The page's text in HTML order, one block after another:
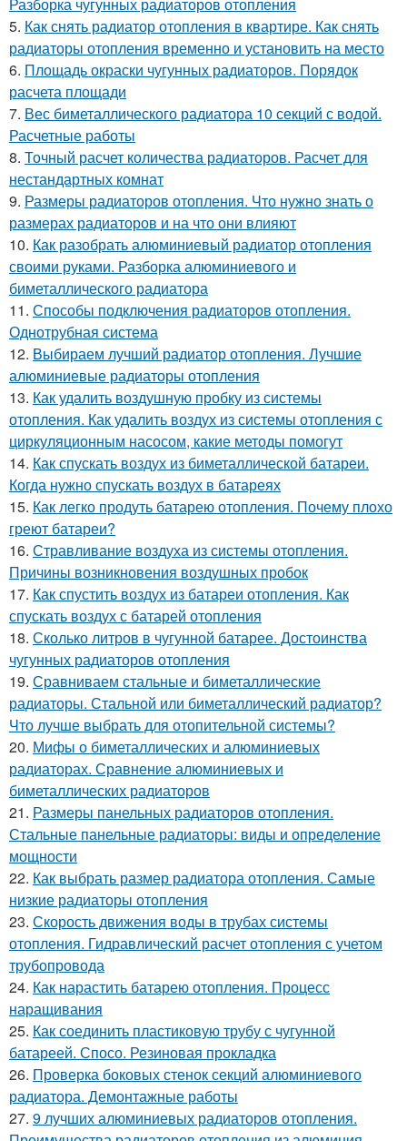
5. Как снять радиатор отопления в квартире. Как снять
радиаторы отопления временно и установить на место
6. Площадь окраски чугунных радиаторов. Порядок
расчета площади
7. Вес биметаллического радиатора 10 секций с водой.
Расчетные работы
8. Точный расчет количества радиаторов. Расчет для
нестандартных комнат
9. Размеры радиаторов отопления. Что нужно знать о
размерах радиаторов и на что они влияют
10. Как разобрать алюминиевый радиатор отопления
своими руками. Разборка алюминиевого и
биметаллического радиатора
11. Способы подключения радиаторов отопления.
Однотрубная система
12. Выбираем лучший радиатор отопления. Лучшие
алюминиевые радиаторы отопления
13. Как удалить воздушную пробку из системы
отопления. Как удалить воздух из системы отопления с
циркуляционным насосом, какие методы помогут
14. Как спускать воздух из биметаллической батареи.
Когда нужно спускать воздух в батареях
15. Как легко продуть батарею отопления. Почему плохо
греют батареи?
16. Стравливание воздуха из системы отопления.
Причины возникновения воздушных пробок
17. Как спустить воздух из батареи отопления. Как
спускать воздух с батарей отопления
18. Сколько литров в чугунной батарее. Достоинства
чугунных радиаторов отопления
19. Сравниваем стальные и биметаллические
радиаторы. Стальной или биметаллический радиатор?
Что лучше выбрать для отопительной системы?
20. Мифы о биметаллических и алюминиевых
радиаторах. Сравнение алюминиевых и
биметаллических радиаторов
21. Размеры панельных радиаторов отопления.
Стальные панельные радиаторы: виды и определение
мощности
22. Как выбрать размер радиатора отопления. Самые
низкие радиаторы отопления
23. Скорость движения воды в трубах системы
отопления. Гидравлический расчет отопления с учетом
трубопровода
24. Как нарастить батарею отопления. Процесс
наращивания
25. Как соединить пластиковую трубу с чугунной
батареей. Спосо. Резиновая прокладка
26. Проверка боковых стенок секций алюминиевого
радиатора. Демонтажные работы
27. 9 лучших алюминиевых радиаторов отопления.